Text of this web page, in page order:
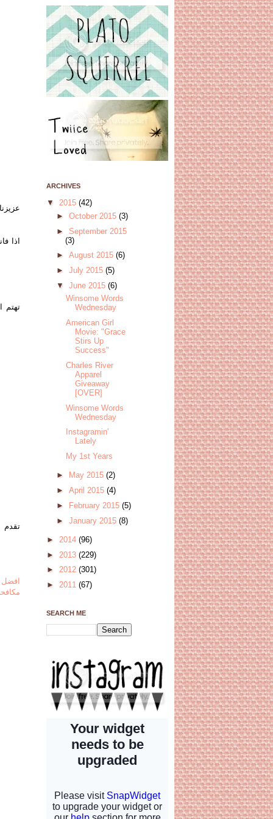
اذا
تهتم
تقدم
افضل
ARCHIVES
▼ 2015 (42)
► October 2015 (3)
► September 2015
(3)
► August 2015 (6)
► July 2015 (5)
▼ June 2015 (6)
Winsome Words
Wednesday
American Girl
Movie: "Grace
Stirs Up
Success"
Charles River
Apparel
Giveaway
[OVER]
Winsome Words
Wednesday
Instagramin'
Lately
My 1st Years
► May 2015 (2)
► April 2015 (4)
►
February 2015 (5)
► January 2015 (8)
► 2014 (96)
► 2013 (229)
► 2012 (301)
► 2011 (67)
SEARCH ME